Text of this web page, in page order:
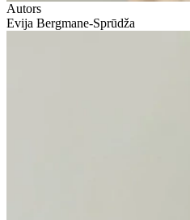
Autors
Evija Bergmane-Sprūdža